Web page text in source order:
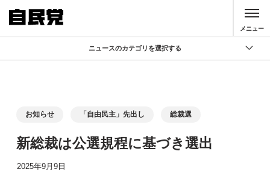
メニュー
ニュースのカテゴリを選択する
記者会見
お知らせ 「自由民主」先出し 総裁選
新総裁は公選規程に基づき選出
2025年9月9日